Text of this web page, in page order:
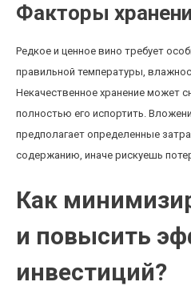
Факторы
Редкое и ценное вино требует
правильной температуры,
Некачественное хранение может
полностью его испортить.
предполагает определенные
содержанию, иначе рискуешь
Как
и повысить
инвестиций?